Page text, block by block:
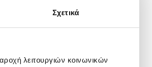
Σχετικά
λειτουργιών κοινωνικών